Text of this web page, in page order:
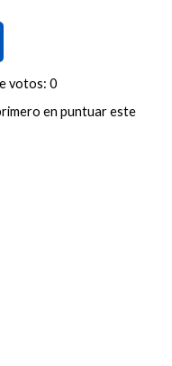
votos:0
en puntuar este